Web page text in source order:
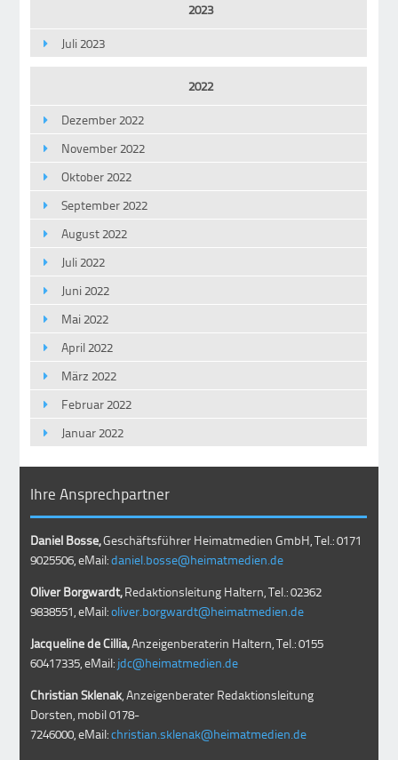
2023
Juli 2023
2022
Dezember 2022
November 2022
Oktober 2022
September 2022
August 2022
Juli 2022
Juni 2022
Mai 2022
April 2022
März 2022
Februar 2022
Januar 2022
Ihre Ansprechpartner
Daniel Bosse,Geschäftsführer Heimatmedien GmbH, Tel.: 0171
9025506, eMail:daniel.bosse@heimatmedien.de
Oliver Borgwardt,Redaktionsleitung Haltern, Tel.: 02362
9838551, eMail:oliver.borgwardt@heimatmedien.de
Jacqueline de Cillia,Anzeigenberaterin Haltern, Tel.: 0155
60417335, eMail: jdc@heimatmedien.de
Christian Sklenak, Anzeigenberater Redaktionsleitung
Dorsten, mobil0178-
7246000, eMail:christian.sklenak@heimatmedien.de